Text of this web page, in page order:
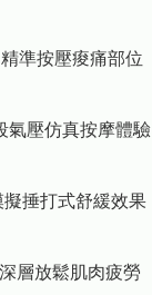
精準按壓痠痛部位
氣壓仿真按摩體驗
擬捶打式舒緩效果
層放鬆肌肉疲勞